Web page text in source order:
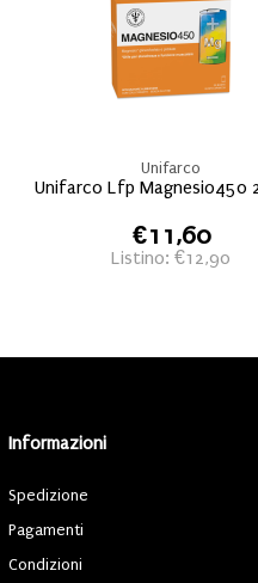
Unifarco
Unifarco Lfp Magnesio450
€11,60
Listino: €12,90
Informazioni
Spedizione
Pagamenti
Condizioni